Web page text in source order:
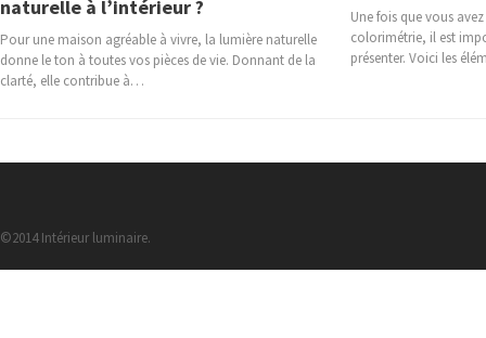
naturelle à l’intérieur ?
Pour une maison agréable à vivre, la lumière naturelle
donne le ton à toutes vos pièces de vie. Donnant de la
clarté, elle contribue à…
Une fois que vous
colorimétrie, il est
présenter. Voici les
©2014 Intérieur luminaire.